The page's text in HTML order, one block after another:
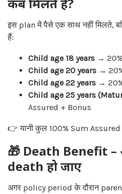
इस plan में पैसे एक साथ नहीं मिलते,
हैं:
Child age 18 years →
Child age 20 years →
Child age 22 years →
Child age 25 years
Assured + Bonus
👉 यानी कुल 100% Sum
🎁 Death Benefit
death हो जाए
अगर policy period के दौरान